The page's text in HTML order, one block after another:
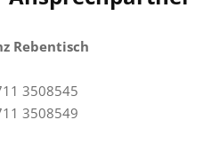
Rebentisch
3508545
3508549